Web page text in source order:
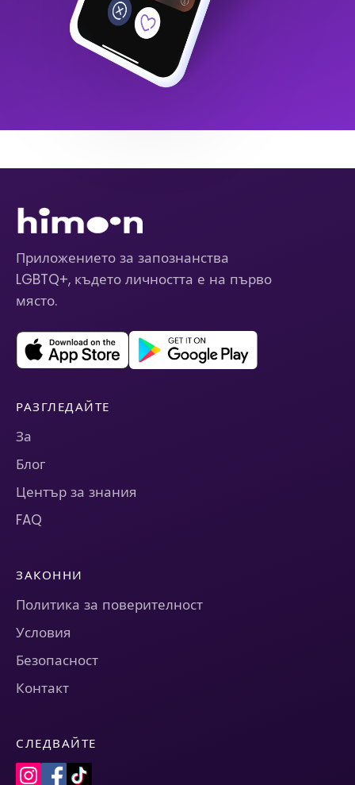
Приложението за запознанства
LGBTQ+, където личността е на първо
място.
РАЗГЛЕДАЙТЕ
За
Блог
Център за знания
FAQ
ЗАКОННИ
Политика за поверителност
Условия
Безопасност
Контакт
СЛЕДВАЙТЕ